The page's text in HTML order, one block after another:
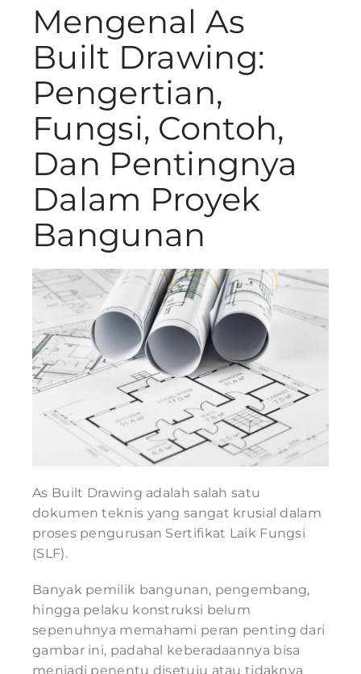
Mengenal As
Built Drawing:
Pengertian,
Fungsi, Contoh,
Dan Pentingnya
Dalam Proyek
Bangunan
As Built Drawing adalah salah satu
dokumen teknis yang sangat krusial dalam
proses pengurusan Sertifikat Laik Fungsi
(SLF).
Banyak pemilik bangunan, pengembang,
hingga pelaku konstruksi belum
sepenuhnya memahami peran penting dari
gambar ini, padahal keberadaannya bisa
menjadi penentu disetuju atau tidaknya